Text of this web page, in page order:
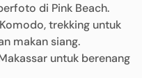
di Pink Beach.
trekking untuk
makan siang.
untuk berenang